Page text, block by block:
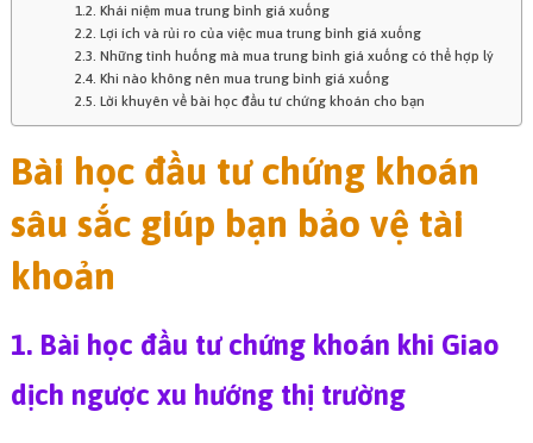
1.2. Khái niệm mua trung bình giá xuống
2.2. Lợi ích và rủi ro của việc mua trung bình giá xuống
2.3. Những tình huống mà mua trung bình giá xuống có thể hợp lý
2.4. Khi nào không nên mua trung bình giá xuống
2.5. Lời khuyên về bài học đầu tư chứng khoán cho bạn
Bài học đầu tư chứng khoán
sâu sắc giúp bạn bảo vệ tài
khoản
1. Bài học đầu tư chứng khoán khi Giao
dịch ngược xu hướng thị trường